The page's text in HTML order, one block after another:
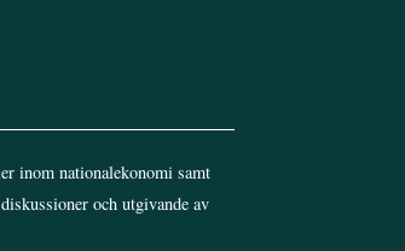
inom nationalekonomi samt
och utgivande av